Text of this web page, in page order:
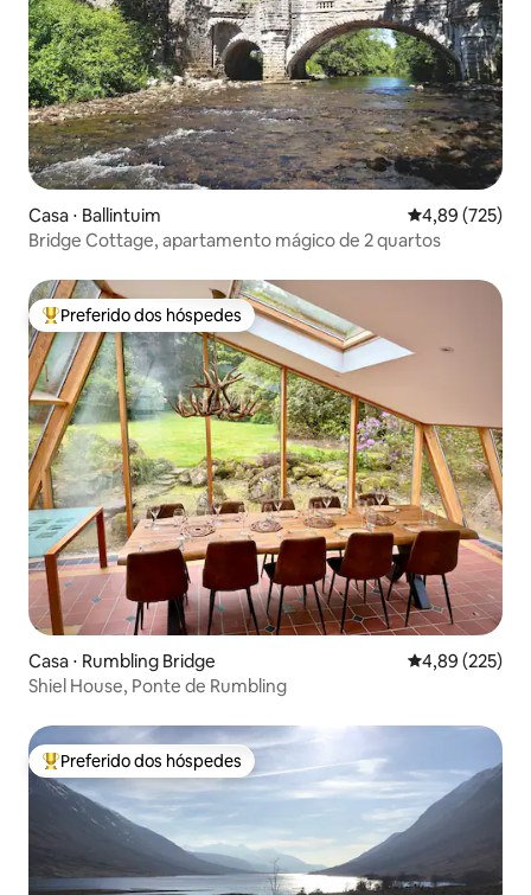
Casa ⋅ Ballintuim 4,89 de uma
4,89 (725)
Bridge Cottage, apartamento mágico de 2 quartos
Entre os melhores preferidos dos hóspedes
Preferido dos hóspedes
Casa ⋅ Rumbling Bridge 4,89 de uma
4,89 (225)
Shiel House, Ponte de Rumbling
Entre os melhores preferidos dos hóspedes
Preferido dos hóspedes